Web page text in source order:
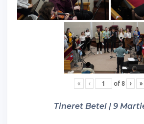
« ‹ of 8 › »
Tineret Betel | 9